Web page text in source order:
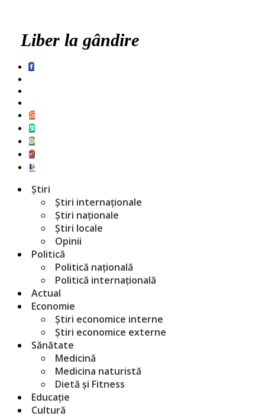
Liber la gândire
Știri
Știri internaționale
Știri naționale
Știri locale
Opinii
Politică
Politică națională
Politică internațională
Actual
Economie
Știri economice interne
Știri economice externe
Sănătate
Medicină
Medicina naturistă
Dietă și Fitness
Educație
Cultură